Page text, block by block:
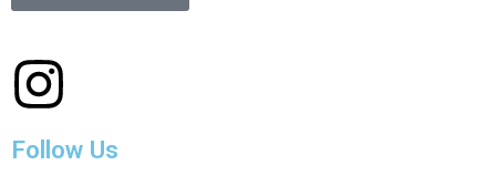
Follow Us